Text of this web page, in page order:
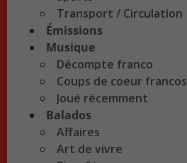
Transport / Circulation
Émissions
Musique
Décompte franco
Coups de coeur francos
Joué récemment
Balados
Affaires
Art de vivre